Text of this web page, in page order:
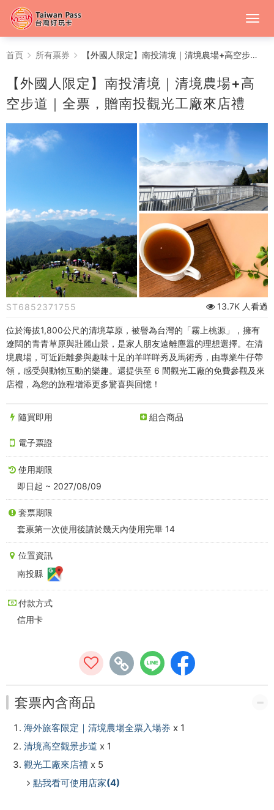
【外
國
人
限
定】
投
清
境
｜
清
境
農
場
+高
空
步
道
｜
全
票，
贈
南
投
觀
廠
來
店
禮
首頁 所有票券 【外國人限定】南投清境｜清境農場+高空步道｜全票，贈南投觀光工廠來店禮
【外國人限定】南投清境｜清境農場+高
空步道｜全票，贈南投觀光工廠來店禮
ST6852371755 13.7K 人看過
位於海拔1,800公尺的清境草原，被譽為台灣的「霧上桃源」，擁有
遼闊的青青草原與壯麗山景，是家人朋友遠離塵囂的理想選擇。在清
境農場，可近距離參與趣味十足的羊咩咩秀及馬術秀，由專業牛仔帶
領，感受與動物互動的樂趣。還提供至 6 間觀光工廠的免費參觀及來
店禮，為您的旅程增添更多驚喜與回憶！
隨買即用 組合商品
電子票證
使用期限
即日起 ~ 2027/08/09
套票期限
套票第一次使用後請於幾天內使用完畢 14
位置資訊
南投縣
付款方式
信用卡
套票內含商品
海外旅客限定｜清境農場全票入場券 x 1
清境高空觀景步道 x 1
觀光工廠來店禮 x 5
點我看可使用店家(4)